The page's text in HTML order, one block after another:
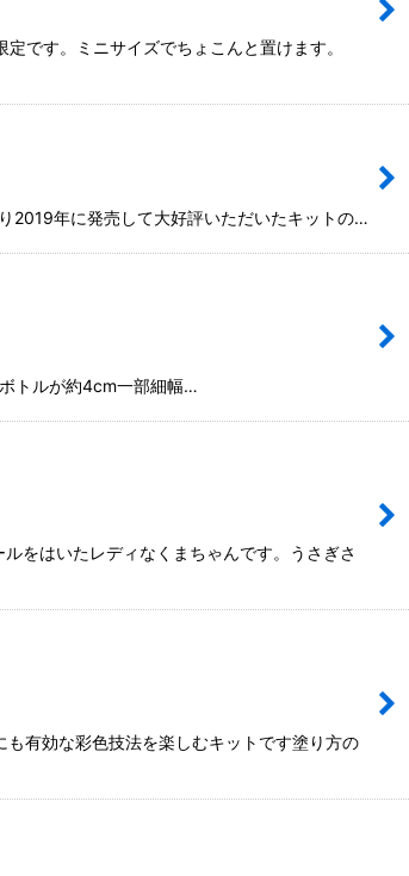
す。ミニサイズでちょこんと置けます。
年に発売して大好評いただいたキットの…
トルが約4cm一部細幅…
をはいたレディなくまちゃんです。うさぎさ
効な彩色技法を楽しむキットです塗り方の